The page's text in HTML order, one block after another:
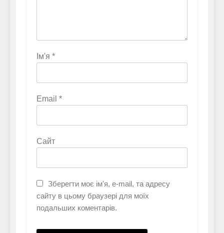
Ім'я *
Email *
Сайт
Зберегти моє ім'я, e-mail, та адресу
сайту в цьому браузері для моїх
подальших коментарів.